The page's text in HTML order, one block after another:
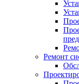
Ремонт